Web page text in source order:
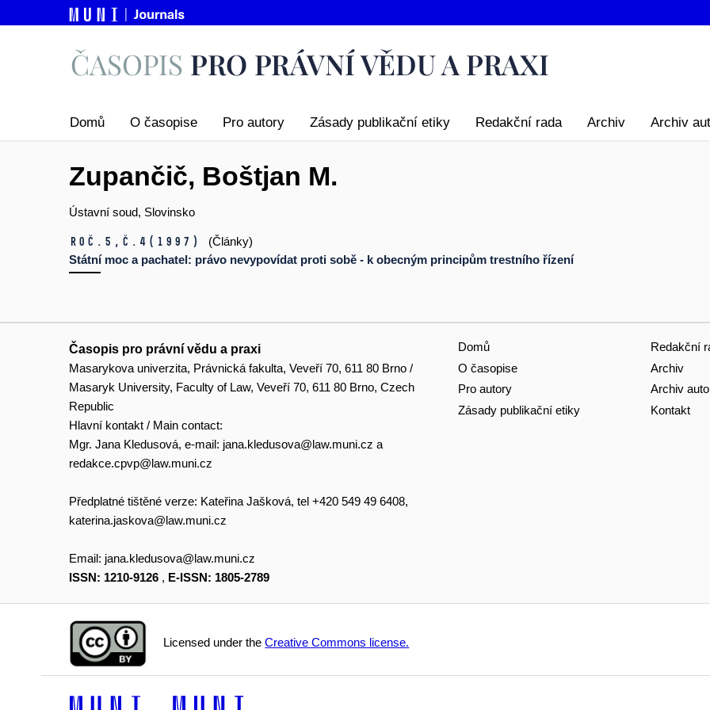
Domů O časopise Pro autory Zásady publikační etiky Redakční rada Archiv Archiv
Zupančič, Boštjan M.
Ústavní soud, Slovinsko
Roč.5, č.4 (1997)
(Články)
Státní moc a pachatel: právo nevypovídat proti sobě - k obecným principům trestního řízení
Časopis pro právní vědu a praxi
Masarykova univerzita, Právnická fakulta, Veveří 70, 611 80 Brno /
Masaryk University, Faculty of Law, Veveří 70, 611 80 Brno, Czech
Republic
Hlavní kontakt / Main contact:
Mgr. Jana Kledusová, e-mail: jana.kledusova@law.muni.cz a
redakce.cpvp@law.muni.cz
Předplatné tištěné verze: Kateřina Jašková, tel +420 549 49 6408,
katerina.jaskova@law.muni.cz
Email: jana.kledusova@law.muni.cz
ISSN: 1210-9126 , E-ISSN: 1805-2789
Domů
O časopise
Pro autory
Zásady publikační etiky
Redakční
Archiv
Archiv
Kontakt
Licensed under theCreative Commons license.